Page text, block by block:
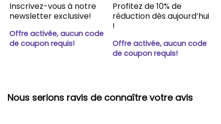
Inscrivez-vous à notre
newsletter exclusive!
Offre activée, aucun code
de coupon requis!
Profitez de 10% de
réduction dès aujourd’hui
!
Offre activée, aucun code
de coupon requis!
Nous serions ravis de connaître votre avis